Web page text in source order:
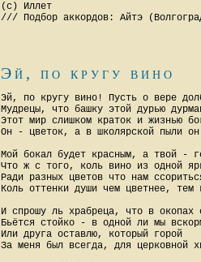
(c) Иллет
Эй, по кругу вино
Эй, по кругу вино! Пусть о вере
Мудрецы, что башку этой дурью
Этот мир слишком краток и жизнью
Он - цветок, а в школярской пыли
Мой бокал будет красным, а твой -
Что ж с того, коль вино из одной
Ради разных цветов что нам
Коль оттенки души чем цветнее, тем
И спрошу ль храбреца, что в окопах
Бьётся стойко - в одной ли мы
Или друга оставлю, который горой
За меня был всегда, для церковной